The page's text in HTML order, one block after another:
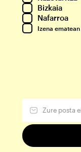
Bizkaia
Nafarroa
Izena ematean